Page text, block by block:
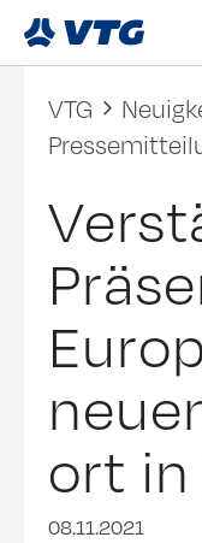
VTG
ort in
08.11.2021